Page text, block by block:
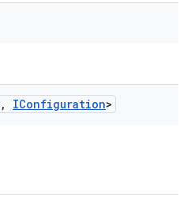
, IConfiguration>